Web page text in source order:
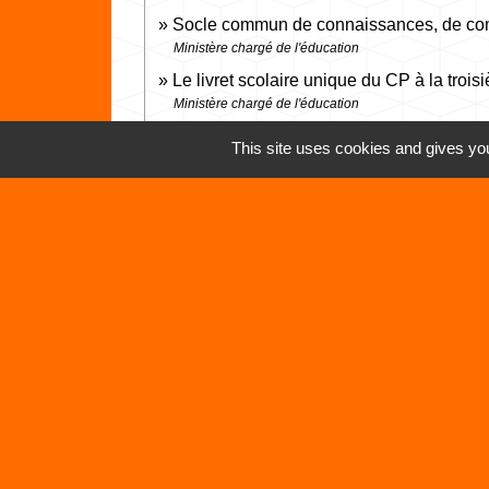
Socle commun de connaissances, de
Ministère chargé de l'éducation
Le livret scolaire unique du CP à la
Ministère chargé de l'éducation
Ministère chargé de l'éducation
This site uses cookies and gives